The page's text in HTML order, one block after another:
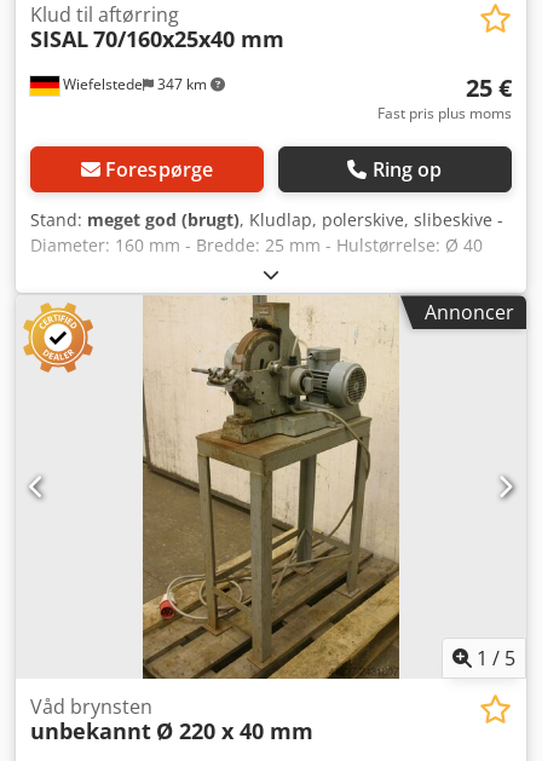
Wiefelstede 347 km
Klud til aftørring
SISAL70/160x25x40 mm
25 €
Fast pris plus moms
Forespørge Ring op
Stand: meget god (brugt), Kludlap, polerskive, slibeskive -
Diameter: 160 mm - Bredde: 25 mm - Hulstørrelse: Ø 40
mm Dodpfxjb A Ilps Algeck - Antal: 12 børster til rådighed -
Pris: pr. stk. - Vægt: 0,7 kg/stk.
Annoncer
1 / 5
Våd brynsten
unbekannt Ø 220 x 40 mm